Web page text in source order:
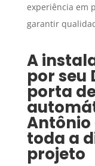
experiência em
garantir
A
por seu
porta
Antônio
toda a
projeto